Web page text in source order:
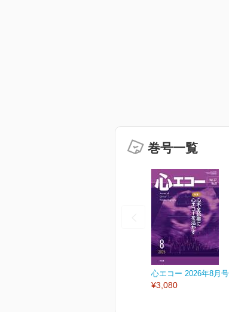
巻号一覧
心エコー 2026年8月号
¥3,080